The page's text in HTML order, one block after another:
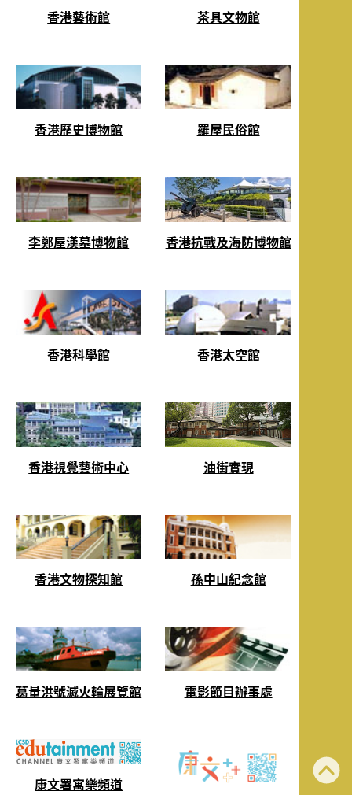
香港藝術館 茶具文物館
香港歷史博物館 羅屋民俗館
李鄭屋漢墓博物館 香港抗戰及海防博物館
香港科學館 香港太空館
香港視覺藝術中心 油街實現
香港文物探知館 孫中山紀念館
葛量洪號滅火輪展覽館 電影節目辦事處
康文署寓樂頻道